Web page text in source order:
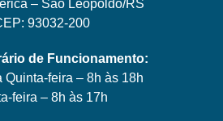
– São Leopoldo/RS
93032-200
de Funcionamento:
Quinta-feira – 8h às 18h
feira – 8h às 17h